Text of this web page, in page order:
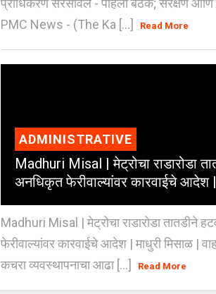
प्राधिकरण सरसावले - पहिली बैठक; संरक्षण
PMC News - (The Ka [...]
Read More
ADMINISTRATIVE
Madhuri Misal | मेट्रोचा राडारोडा
अनधिकृत फेरीवाल्यांवर कारवाईचे आदेश |
Madhuri Misal | मेट्रोचा राडारोडा तातडीने
फेरीवाल्यांवर कारवाईचे आदेश | माधुरी मिसाळ |
कचरा व्यवस्थापनाचा आढा [...]
Read More